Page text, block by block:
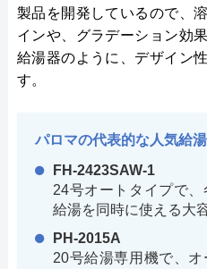
製品を開発しているので、
インや、グラデーション効
給湯器のように、デザイン
す。
パロマの代表的な人気給
FH-2423SAW-1
24号オートタイプで
給湯を同時に使える大
PH-2015A
20号給湯専用機で、